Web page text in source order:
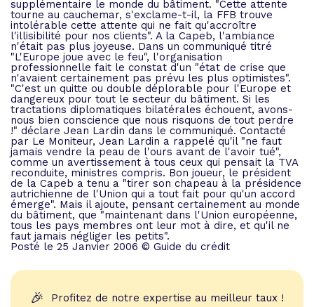
supplémentaire le monde du bâtiment. "Cette attente
tourne au cauchemar, s'exclame-t-il, la FFB trouve
intolérable cette attente qui ne fait qu'accroître
l'illisibilité pour nos clients". A la Capeb, l'ambiance
n'était pas plus joyeuse. Dans un communiqué titré
"L'Europe joue avec le feu", l'organisation
professionnelle fait le constat d'un "état de crise que
n'avaient certainement pas prévu les plus optimistes".
"C'est un quitte ou double déplorable pour l'Europe et
dangereux pour tout le secteur du bâtiment. Si les
tractations diplomatiques bilatérales échouent, avons-
nous bien conscience que nous risquons de tout perdre
!" déclare Jean Lardin dans le communiqué. Contacté
par Le Moniteur, Jean Lardin a rappelé qu'il "ne faut
jamais vendre la peau de l'ours avant de l'avoir tué",
comme un avertissement à tous ceux qui pensait la TVA
reconduite, ministres compris. Bon joueur, le président
de la Capeb a tenu a "tirer son chapeau à la présidence
autrichienne de l'Union qui a tout fait pour qu'un accord
émerge". Mais il ajoute, pensant certainement au monde
du bâtiment, que "maintenant dans l'Union européenne,
tous les pays membres ont leur mot à dire, et qu'il ne
faut jamais négliger les petits".
Posté le 25 Janvier 2006 © Guide du crédit
🎉 Profitez de notre expertise au meilleur taux !